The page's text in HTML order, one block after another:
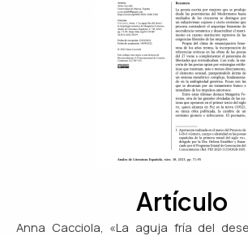
Artículo
Anna Cacciola, «La aguja fría del